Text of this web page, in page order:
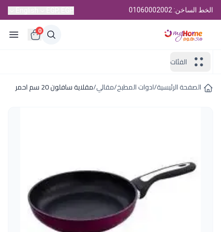
الخط الساخن: 01060002002
0
الفئات
الصفحة الرئيسية/ادوات المطبخ/مقالي/مقلاية سافلون 20 سم احمر